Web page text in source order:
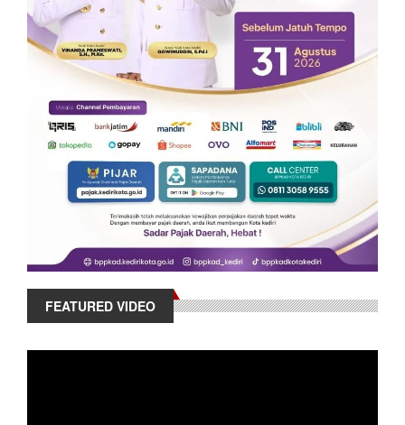
FEATURED VIDEO